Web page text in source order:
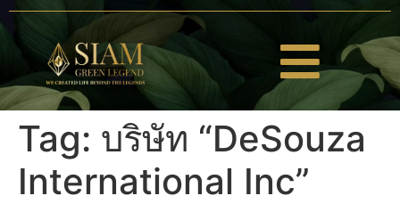
Tag: บริษัท “DeSouza
International Inc”